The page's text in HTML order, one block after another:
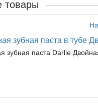
товары
зубная паста в тубе
зубная паста Darlie